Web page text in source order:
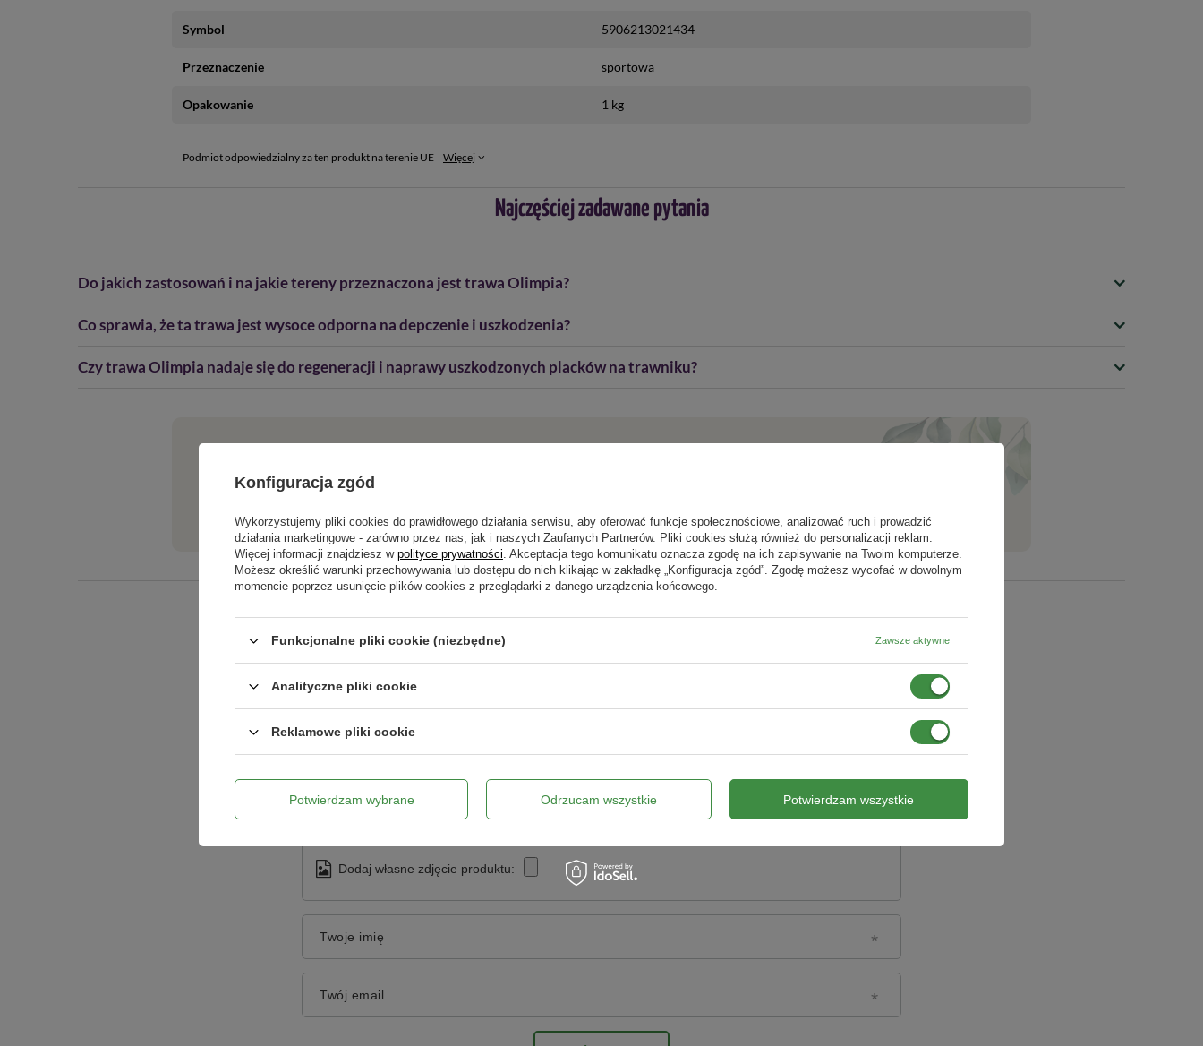
Symbol 5906213021434
Przeznaczenie sportowa
Opakowanie 1 kg
Podmiot odpowiedzialny za ten produkt na terenie UE Więcej
Najczęściej zadawane pytania
Do jakich zastosowań i na jakie tereny przeznaczona jest trawa Olimpia?
Co sprawia, że ta trawa jest wysoce odporna na depczenie i uszkodzenia?
Czy trawa Olimpia nadaje się do regeneracji i naprawy uszkodzonych placków na trawniku?
tego produktu. Postaramy się odpowiedzieć tak szybko jak tylko będzie to możliwe.
Napisz swoją opinię
Treść twojej opinii
Dodaj własne zdjęcie produktu:
Twoje imię
Twój email
Konfiguracja zgód
Wykorzystujemy pliki cookies do prawidłowego działania serwisu, aby oferować funkcje społecznościowe, analizować ruch i prowadzić
działania marketingowe - zarówno przez nas, jak i naszych Zaufanych Partnerów. Pliki cookies służą również do personalizacji reklam.
Więcej informacji znajdziesz w polityce prywatności. Akceptacja tego komunikatu oznacza zgodę na ich zapisywanie na Twoim komputerze.
Możesz określić warunki przechowywania lub dostępu do nich klikając w zakładkę „Konfiguracja zgód”. Zgodę możesz wycofać w dowolnym
momencie poprzez usunięcie plików cookies z przeglądarki z danego urządzenia końcowego.
Funkcjonalne pliki cookie (niezbędne) Zawsze aktywne
Analityczne pliki cookie
Reklamowe pliki cookie
Potwierdzam wybrane Odrzucam wszystkie Potwierdzam wszystkie